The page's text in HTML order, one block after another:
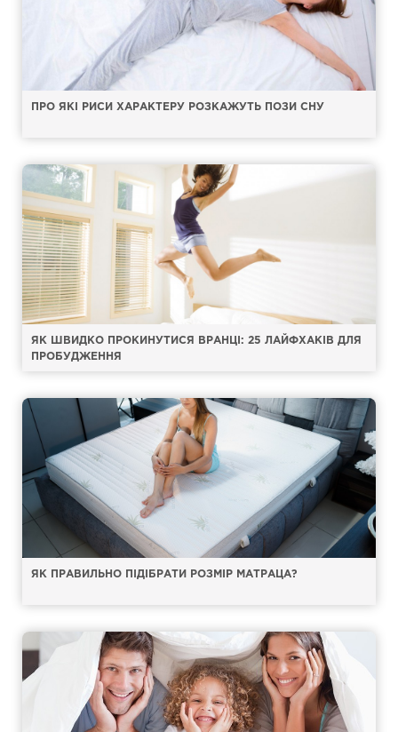
ПРО ЯКІ РИСИ ХАРАКТЕРУ РОЗКАЖУТЬ ПОЗИ СНУ
ЯК ШВИДКО ПРОКИНУТИСЯ ВРАНЦІ: 25 ЛАЙФХАКІВ ДЛЯ
ПРОБУДЖЕННЯ
ЯК ПРАВИЛЬНО ПІДІБРАТИ РОЗМІР МАТРАЦА?